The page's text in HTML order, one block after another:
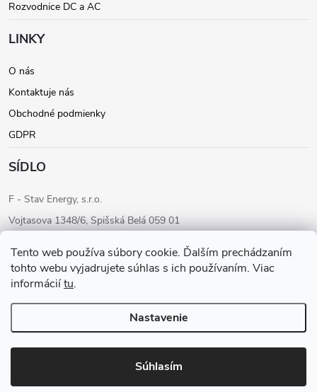
Tento web používa súbory cookie. Ďalším prechádzaním
tohto webu vyjadrujete súhlas s ich používaním. Viac
informáciítu.
Nastavenie
Súhlasím
e
Rozvodnice DC a AC
LINKY
O nás
Kontaktuje nás
Obchodné podmienky
GDPR
SÍDLO
F - Stav Energy, s.r.o.
Vojtasova 1348/6, Spišská Belá 059 01
IČ DPH: SK2023283680
Konateľ: Ondrej Fudaly
Tel: +421 911 565 363
Copyright 2026F-STAV ENERGY. Všetky práva vyhradené.